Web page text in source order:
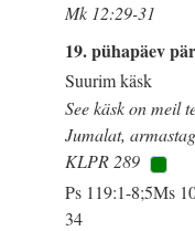
Mk 12:29-31
19. pühapäev
Suurim käsk
See käsk on meil
Jumalat,
KLPR 289
Ps 119:1-8;5Ms
34